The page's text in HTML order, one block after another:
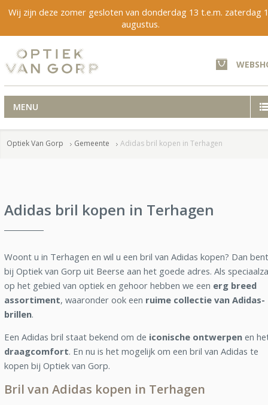
Wij zijn deze zomer gesloten van donderdag 13 t.e.m. zaterdag
augustus.
MENU
Optiek Van Gorp Gemeente Adidas bril kopen in Terhagen
Adidas bril kopen in Terhagen
Woont u in Terhagen en wil u een bril van Adidas kopen? Dan
bij Optiek van Gorp uit Beerse aan het goede adres. Als
op het gebied van optiek en gehoor hebben we een erg breed
assortiment, waaronder ook een ruime collectie van Adidas-
brillen.
Een Adidas bril staat bekend om de iconische ontwerpen en
draagcomfort. En nu is het mogelijk om een bril van Adidas te
kopen bij Optiek van Gorp.
Bril van Adidas kopen in Terhagen